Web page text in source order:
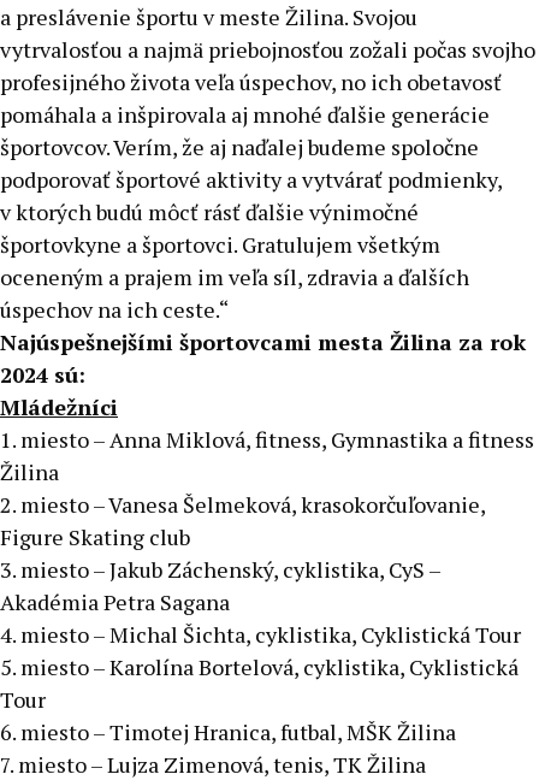
a preslávenie športu v meste Žilina. Svojou
vytrvalosťou a najmä priebojnosťou zožali počas svojho
profesijného života veľa úspechov, no ich obetavosť
pomáhala a inšpirovala aj mnohé ďalšie generácie
športovcov. Verím, že aj naďalej budeme spoločne
podporovať športové aktivity a vytvárať podmienky,
v ktorých budú môcť rásť ďalšie výnimočné
športovkyne a športovci. Gratulujem všetkým
oceneným a prajem im veľa síl, zdravia a ďalších
úspechov na ich ceste.“
Najúspešnejšími športovcami mesta Žilina za rok
2024 sú:
Mládežníci
1. miesto – Anna Miklová, fitness, Gymnastika a fitness
Žilina
2. miesto – Vanesa Šelmeková, krasokorčuľovanie,
Figure Skating club
3. miesto – Jakub Záchenský, cyklistika, CyS –
Akadémia Petra Sagana
4. miesto – Michal Šichta, cyklistika, Cyklistická Tour
5. miesto – Karolína Bortelová, cyklistika, Cyklistická
Tour
6. miesto – Timotej Hranica, futbal, MŠK Žilina
7. miesto – Lujza Zimenová, tenis, TK Žilina